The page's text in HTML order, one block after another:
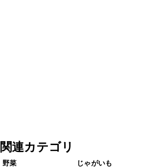
関連カテゴリ
野菜 じゃがいも